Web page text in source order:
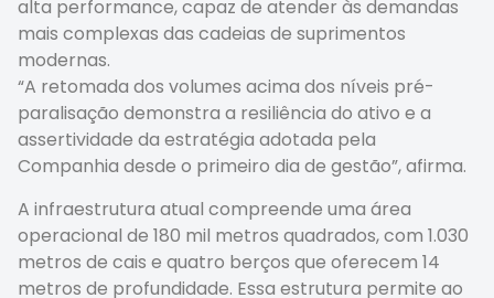
alta performance, capaz de atender às demandas
mais complexas das cadeias de suprimentos
modernas.
“A retomada dos volumes acima dos níveis pré-
paralisação demonstra a resiliência do ativo e a
assertividade da estratégia adotada pela
Companhia desde o primeiro dia de gestão”, afirma.
A infraestrutura atual compreende uma área
operacional de 180 mil metros quadrados, com 1.030
metros de cais e quatro berços que oferecem 14
metros de profundidade. Essa estrutura permite ao